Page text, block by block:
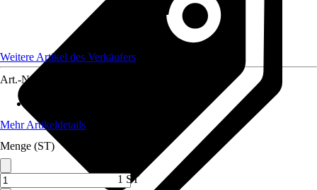
Weitere Artikel des Verkäufers
Art.-Nr.
Mehr Artikeldetails
Menge (ST)
1 ST